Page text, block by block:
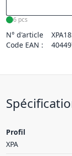
6 pcs
N° d'article
Code EAN :
Profil
XPA